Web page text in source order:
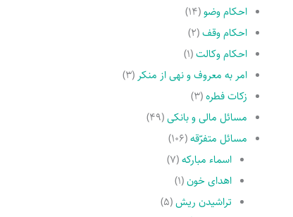
احکام وضو(۱۴)
احکام وقف(۲)
احکام وکالت(۱)
امر به معروف و نهى از منکر (۳)
زکات فطره(۳)
مسائل مالی و بانکی(۴۹)
مسائل متفرّقه(۱۰۶)
اسماء مبارکه(۷)
اهدای خون(۱)
تراشیدن ریش(۵)